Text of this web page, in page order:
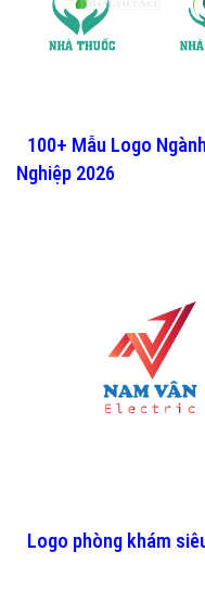
100+ Mẫu Logo
Nghiệp 2026
Logo phòng khám